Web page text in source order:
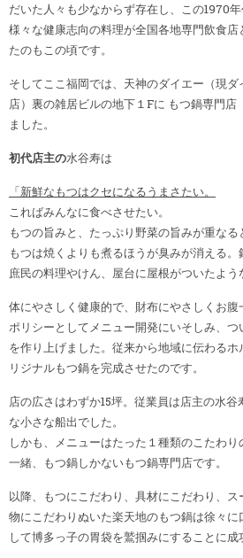
だいた人々も少なからず存在し、この1970
様々な健康志向の料理が全国各地専門飲食
たのもこの頃です。
そしてここ福岡では、天神のダイエー（現
店）裏の雑居ビルの地下１Fに もつ鍋専門店
ました。
初代店主の水谷寿は
「新鮮なもつはクセになるうまさたい。
こればみんなに食べさせたい。
もつの旨みと、たっぷり野菜の旨みが重なる
もつは焼くよりも煮るほうが臭みが消える。
庶民の料理やけん、屋台に屋根がついたよう
体にやさしく健康的で、財布にやさしくお
ポリシーとしてメニュー開発にいそしみ、
を作り上げました。従来から地域に伝わる
リジナルもつ鍋を完成させたのです。
店の広さはわずか15坪。従業員は店主の水谷
な小さな船出でした。
しかも、メニューはたった１種類のこたわ
一緒、もつ鍋しかないもつ鍋専門店です。
以降、もつにこだわり、具材にこだわり、
物にこだわりぬいた楽天地のもつ鍋は徐々に
して博多っ子の胃袋を鷲掴みにすることに成